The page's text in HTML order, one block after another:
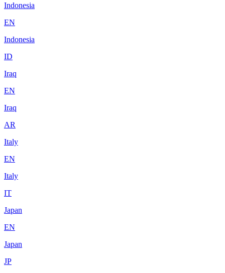
Indonesia
EN
Indonesia
ID
Iraq
EN
Iraq
AR
Italy
EN
Italy
IT
Japan
EN
Japan
JP